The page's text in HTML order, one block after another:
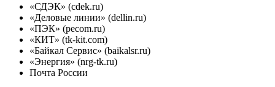
«СДЭК» (cdek.ru)
«Деловые линии» (dellin.ru)
«ПЭК» (pecom.ru)
«КИТ» (tk-kit.com)
«Байкал Сервис» (baikalsr.ru)
«Энергия» (nrg-tk.ru)
Почта России